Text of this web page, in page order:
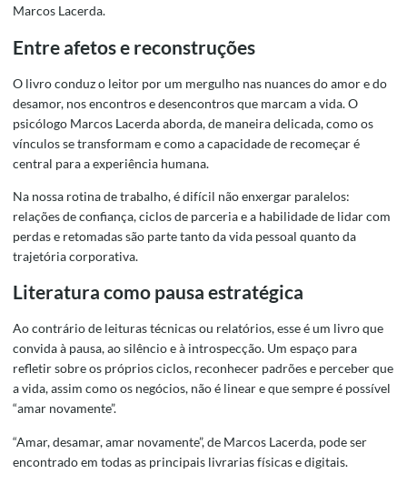
Marcos Lacerda.
Entre afetos e reconstruções
O livro conduz o leitor por um mergulho nas nuances do amor e do
desamor, nos encontros e desencontros que marcam a vida. O
psicólogo Marcos Lacerda aborda, de maneira delicada, como os
vínculos se transformam e como a capacidade de recomeçar é
central para a experiência humana.
Na nossa rotina de trabalho, é difícil não enxergar paralelos:
relações de confiança, ciclos de parceria e a habilidade de lidar com
perdas e retomadas são parte tanto da vida pessoal quanto da
trajetória corporativa.
Literatura como pausa estratégica
Ao contrário de leituras técnicas ou relatórios, esse é um livro que
convida à pausa, ao silêncio e à introspecção. Um espaço para
refletir sobre os próprios ciclos, reconhecer padrões e perceber que
a vida, assim como os negócios, não é linear e que sempre é possível
“amar novamente”.
“Amar, desamar, amar novamente”, de Marcos Lacerda, pode ser
encontrado em todas as principais livrarias físicas e digitais.